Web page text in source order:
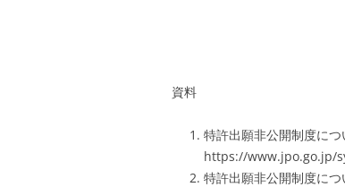
資料
特許出願非公開制度に
https://www.jpo.go.jp/
特許出願非公開制度に